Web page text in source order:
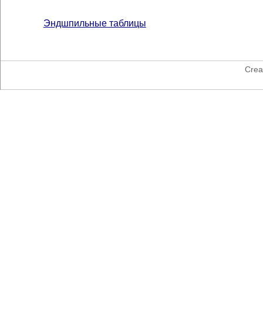
Эндшпильные таблицы